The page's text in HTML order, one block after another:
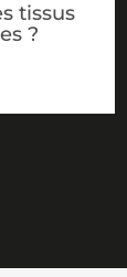
tissus
?